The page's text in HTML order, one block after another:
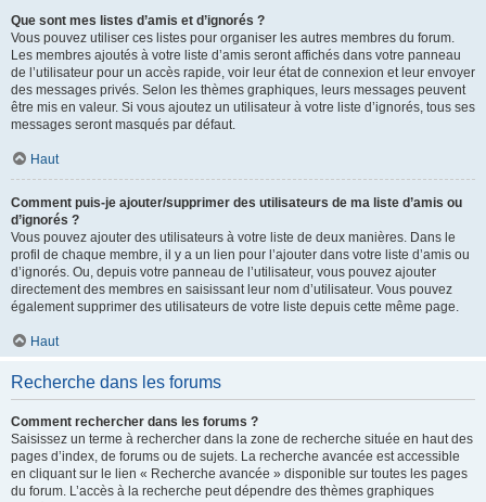
Que sont mes listes d’amis et d’ignorés ?
Vous pouvez utiliser ces listes pour organiser les autres membres du forum.
Les membres ajoutés à votre liste d’amis seront affichés dans votre panneau
de l’utilisateur pour un accès rapide, voir leur état de connexion et leur envoyer
des messages privés. Selon les thèmes graphiques, leurs messages peuvent
être mis en valeur. Si vous ajoutez un utilisateur à votre liste d’ignorés, tous ses
messages seront masqués par défaut.
Haut
Comment puis-je ajouter/supprimer des utilisateurs de ma liste d’amis ou
d’ignorés ?
Vous pouvez ajouter des utilisateurs à votre liste de deux manières. Dans le
profil de chaque membre, il y a un lien pour l’ajouter dans votre liste d’amis ou
d’ignorés. Ou, depuis votre panneau de l’utilisateur, vous pouvez ajouter
directement des membres en saisissant leur nom d’utilisateur. Vous pouvez
également supprimer des utilisateurs de votre liste depuis cette même page.
Haut
Recherche dans les forums
Comment rechercher dans les forums ?
Saisissez un terme à rechercher dans la zone de recherche située en haut des
pages d’index, de forums ou de sujets. La recherche avancée est accessible
en cliquant sur le lien « Recherche avancée » disponible sur toutes les pages
du forum. L’accès à la recherche peut dépendre des thèmes graphiques